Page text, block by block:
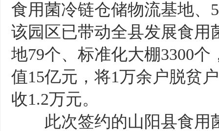
食用菌冷链仓储物流基地、
该园区已带动全县发展食用
地79个、标准化大棚3300
值15亿元，将1万余户脱贫
收1.2万元。
此次签约的山阳县食用